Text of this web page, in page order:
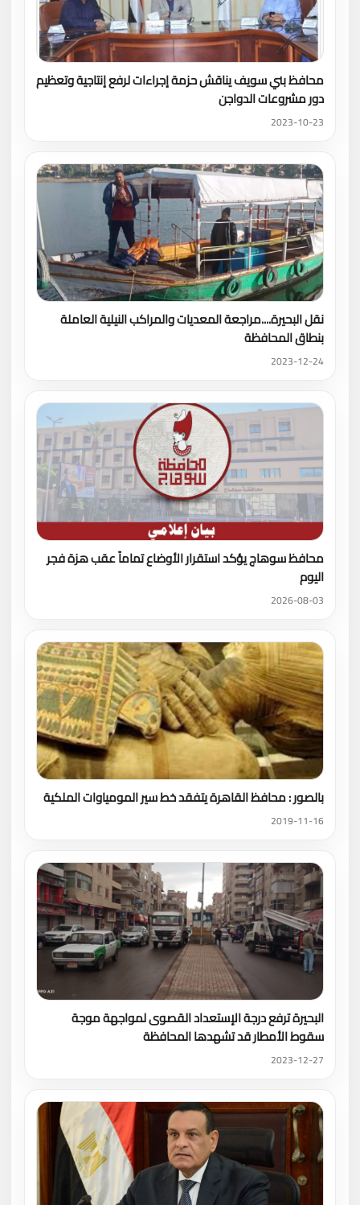
محافظ بني سويف يناقش حزمة إجراءات لرفع إنتاجية وتعظيم
دور مشروعات الدواجن
2023-10-23
نقل البحيرة....مراجعة المعديات والمراكب النيلية العاملة
بنطاق المحافظة
2023-12-24
محافظ سوهاج يؤكد استقرار الأوضاع تماماً عقب هزة فجر
اليوم
2026-08-03
بالصور : محافظ القاهرة يتفقد خط سير المومياوات الملكية
2019-11-16
البحيرة ترفع درجة الإستعداد القصوى لمواجهة موجة
سقوط الأمطار قد تشهدها المحافظة
2023-12-27